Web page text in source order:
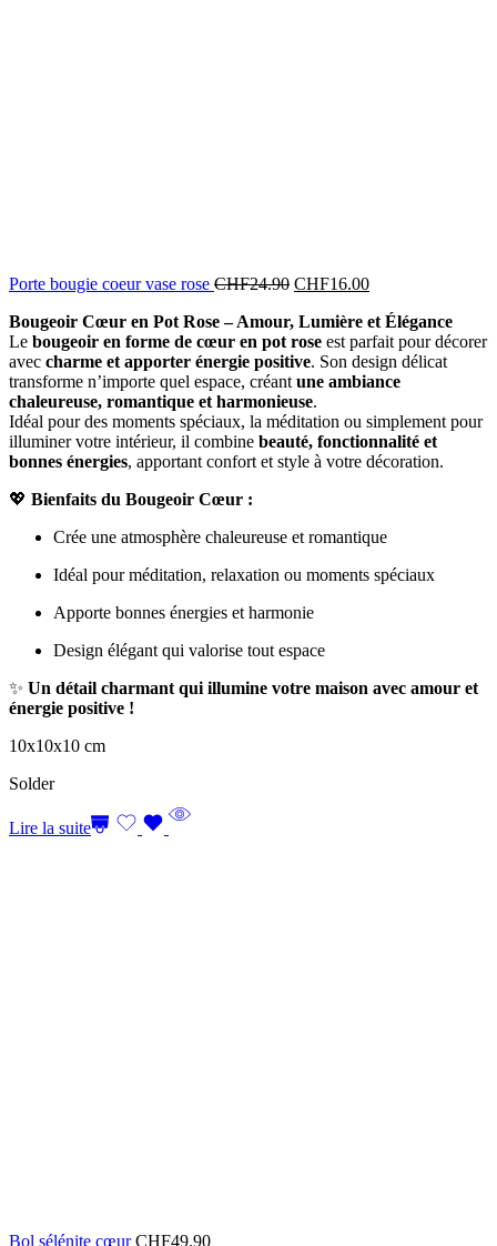
Porte bougie coeur vase rose CHF24.90 CHF16.00
Bougeoir Cœur en Pot Rose – Amour, Lumière et Élégance
Le bougeoir en forme de cœur en pot rose est parfait pour décorer
avec charme et apporter énergie positive. Son design délicat
transforme n’importe quel espace, créant une ambiance
chaleureuse, romantique et harmonieuse.
Idéal pour des moments spéciaux, la méditation ou simplement pour
illuminer votre intérieur, il combine beauté, fonctionnalité et
bonnes énergies, apportant confort et style à votre décoration.
💖 Bienfaits du Bougeoir Cœur :
Crée une atmosphère chaleureuse et romantique
Idéal pour méditation, relaxation ou moments spéciaux
Apporte bonnes énergies et harmonie
Design élégant qui valorise tout espace
✨ Un détail charmant qui illumine votre maison avec amour et
énergie positive !
10x10x10 cm
Solder
Lire la suite
Bol sélénite cœurCHF49.90